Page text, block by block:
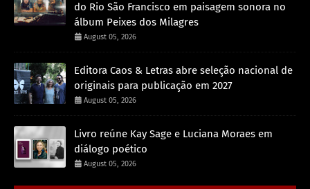
do Rio São Francisco em paisagem sonora no
álbum Peixes dos Milagres
August 05, 2026
Editora Caos & Letras abre seleção nacional de
originais para publicação em 2027
August 05, 2026
Livro reúne Kay Sage e Luciana Moraes em
diálogo poético
August 05, 2026